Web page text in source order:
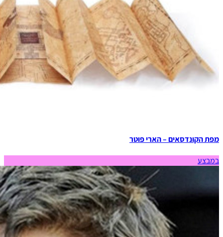
מפת הקונדסאים – הארי פוטר
במבצע